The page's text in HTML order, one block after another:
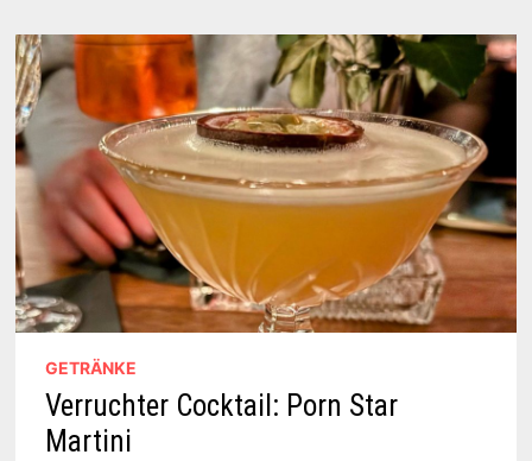
GENUSS
IM
FOKUS
GETRÄNKE
Verruchter Cocktail: Porn Star
Martini